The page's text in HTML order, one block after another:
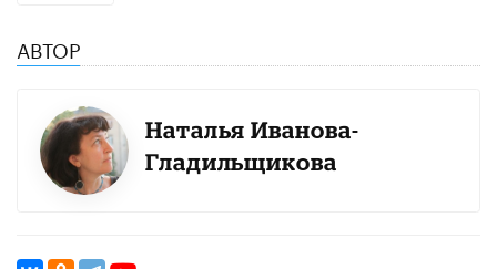
АВТОР
Наталья Иванова-
Гладильщикова